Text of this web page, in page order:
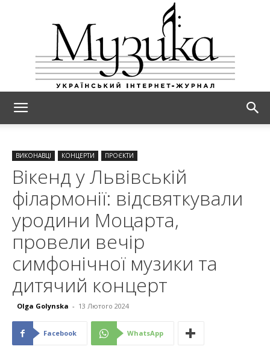
ВИКОНАВЦІ КОНЦЕРТИ ПРОЄКТИ
Вікенд у Львівській
філармонії: відсвяткували
уродини Моцарта,
провели вечір
симфонічної музики та
дитячий концерт
Olga Golynska - 13 Лютого 2024
Facebook WhatsApp